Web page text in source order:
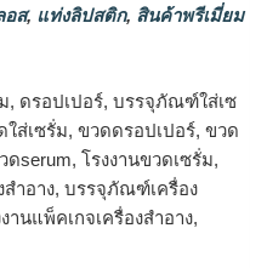
อส, แท่งลิปสติก, สินค้าพรีเมี่ยม
, ดรอปเปอร์, บรรจุภัณฑ์ใส่เซ
ส่เซรั่ม, ขวดดรอปเปอร์, ขวด
serum, โรงงานขวดเซรั่ม,
สำอาง, บรรจุภัณฑ์เครื่อง
านแพ็คเกจเครื่องสำอาง,